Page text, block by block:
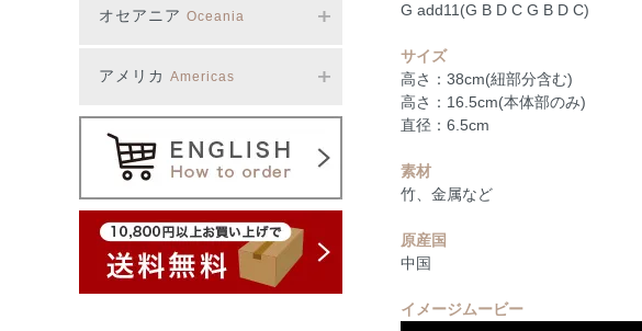
オセアニア Oceania
アメリカ Americas
G add11(G B D C G B D C)
サイズ
高さ：38cm(紐部分含む)
高さ：16.5cm(本体部のみ)
直径：6.5cm
素材
竹、金属など
原産国
中国
イメージムービー